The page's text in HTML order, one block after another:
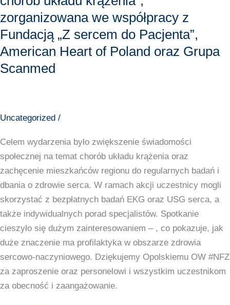
zorganizowana we współpracy z
Fundacją „Z sercem do Pacjenta”,
American Heart of Poland oraz Grupa
Scanmed
Uncategorized /
Celem wydarzenia było zwiększenie świadomości
społecznej na temat chorób układu krążenia oraz
zachęcenie mieszkańców regionu do regularnych badań i
dbania o zdrowie serca. W ramach akcji uczestnicy mogli
skorzystać z bezpłatnych badań EKG oraz USG serca, a
także indywidualnych porad specjalistów. Spotkanie
cieszyło się dużym zainteresowaniem – , co pokazuje, jak
duże znaczenie ma profilaktyka w obszarze zdrowia
sercowo-naczyniowego. Dziękujemy Opolskiemu OW #NFZ
za zaproszenie oraz personelowi i wszystkim uczestnikom
za obecność i zaangażowanie.
wyjątkowa
akcja
profilaktyczna
pod
Profilaktyka
chorób
układu
krążenia”,
zorganizowana
we
współpracy
z
Fundacją
„Z
sercem
do